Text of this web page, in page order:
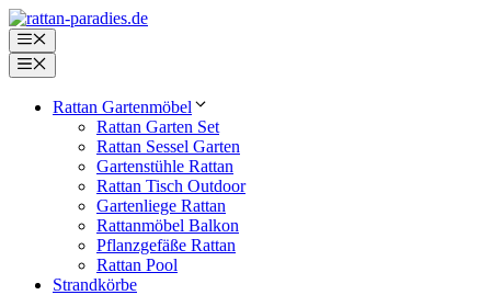
Zum
Inhalt
springen
Menü
Menü
Rattan Gartenmöbel
Rattan Garten Set
Rattan Sessel Garten
Gartenstühle Rattan
Rattan Tisch Outdoor
Gartenliege Rattan
Rattanmöbel Balkon
Pflanzgefäße Rattan
Rattan Pool
Strandkörbe